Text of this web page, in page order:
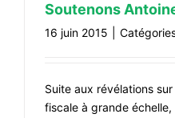
#DÉBATS
#PRESSE
Soutenons
16 juin 2015
Suite aux révélations
fiscale à grande